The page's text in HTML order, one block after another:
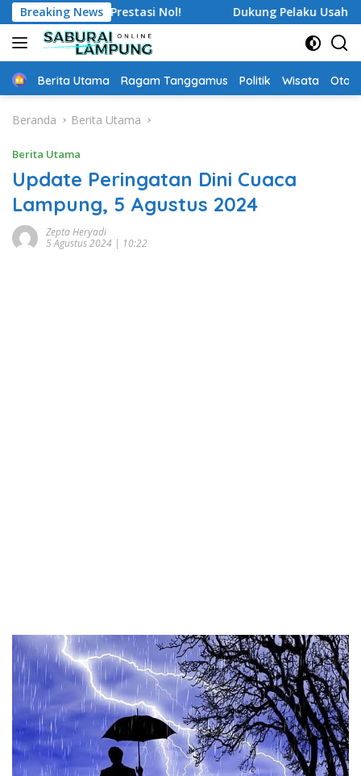
Langsung
ke
konten
Breaking News
Prestasi Nol! Dukung Pelaku Usaha Perikanan,
Home
Berita Utama Ragam Tanggamus Politik Wisata Oto
Beranda Berita Utama
Berita Utama
Update Peringatan Dini Cuaca
Lampung, 5 Agustus 2024
Zepta Heryadi
5 Agustus 2024 | 10:22